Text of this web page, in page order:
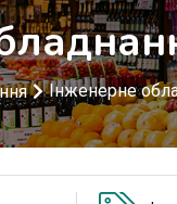
Інженерне